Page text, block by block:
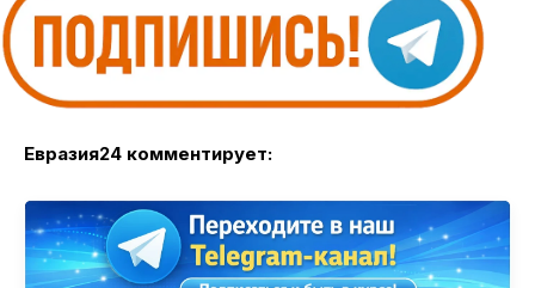
Евразия24 комментирует: